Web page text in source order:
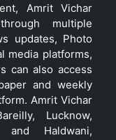
Amrit Vichar
multiple
updates, Photo
media platforms,
can also access
and weekly
Amrit Vichar
Lucknow,
and Haldwani,